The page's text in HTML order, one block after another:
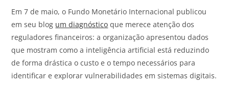
Em 7 de maio, o Fundo Monetário Internacional publicou
em seu blog um diagnóstico que merece atenção dos
reguladores financeiros: a organização apresentou dados
que mostram como a inteligência artificial está reduzindo
de forma drástica o custo e o tempo necessários para
identificar e explorar vulnerabilidades em sistemas digitais.